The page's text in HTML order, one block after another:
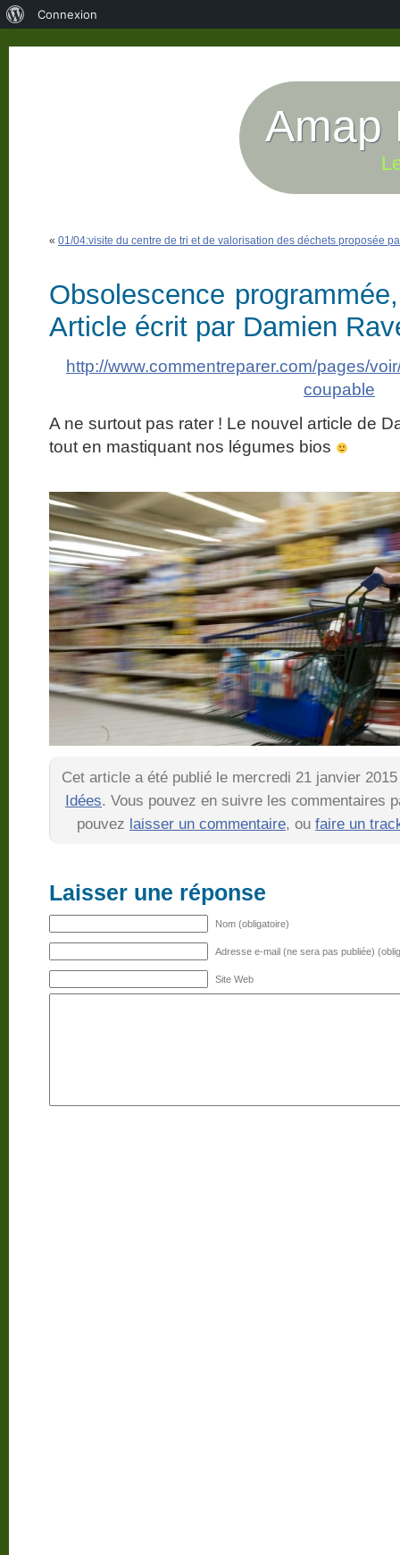
Amap
« 01/04:visite du centre de tri et de valorisation des déchets proposée
Obsolescence
Article écrit par Damien
http://www.commentreparer.com/pages/
coupable
A ne surtout pas rater ! Le nouvel article de
tout en mastiquant nos légumes bios
Cet article a été publié le mercredi 21 janvier
Idées. Vous pouvez en suivre les commentaires
pouvez laisser un commentaire, ou faire un
Laisser une réponse
Nom (obligatoire)
Adresse e-mail (ne sera pas publiée)
Site Web
Connexion